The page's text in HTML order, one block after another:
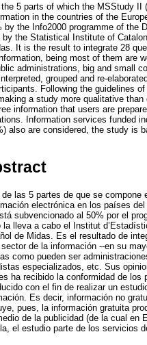
5 parts of which the MSStudy
in the countries of the
by the Info2000 programme of the
by the Statistical Institute of
It is the result to integrate 28
being most of them are
administrations, big and small
grouped and re-
Following the guidelines
a study more qualitative
information that users are
Information services funded
also are considered, the study is
las 5 partes de que se
electrónica en los países
subvencionado al 50% por el
la lleva a cabo el Institut
de Midas. Es el resultado de
de la información --en su
como pueden ser
especializados, etc. Sus
ha recibido la conformidad de
con el fin de realizar un
Es decir, información no
pues, la información gratuita
de la publicidad (de la cual
el estudio parte de los servicios